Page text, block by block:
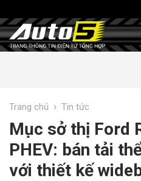
Trang chủ › Tin tức
Mục sở thị Ford
PHEV: bán tải
với thiết kế